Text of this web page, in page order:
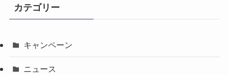
カテゴリー
キャンペーン
ニュース